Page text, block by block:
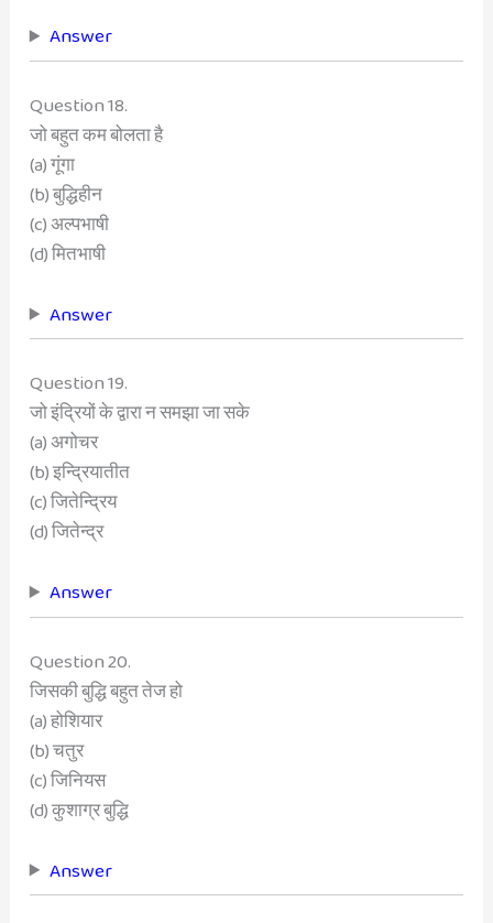
Answer
Question 18.
जो बहुत कम बोलता है
(a) गूंगा
(b) बुद्धिहीन
(c) अल्पभाषी
(d) मितभाषी
Answer
Question 19.
जो इंद्रियों के द्वारा न समझा जा सके
(a) अगोचर
(b) इन्द्रियातीत
(c) जितेन्द्रिय
(d) जितेन्द्र
Answer
Question 20.
जिसकी बुद्धि बहुत तेज हो
(a) होशियार
(b) चतुर
(c) जिनियस
(d) कुशाग्र बुद्धि
Answer